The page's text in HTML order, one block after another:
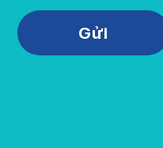
Please leave this field empty.
Gửi